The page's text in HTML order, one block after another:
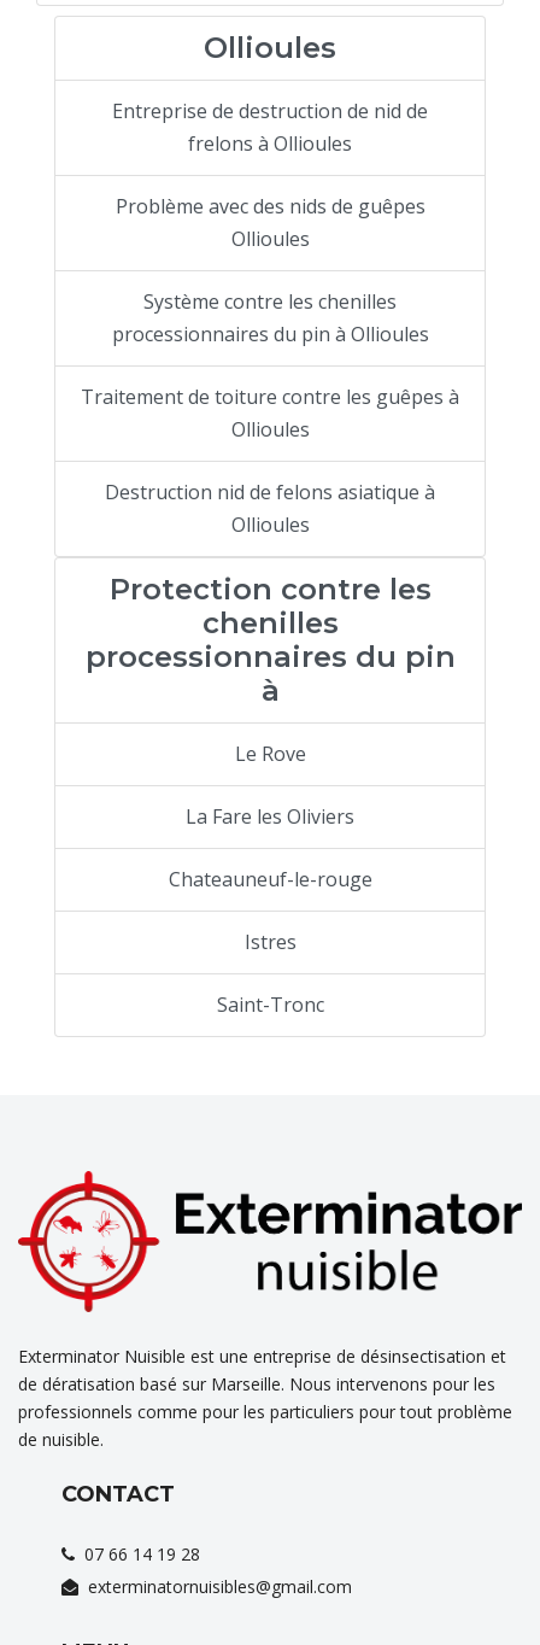
Ollioules
Entreprise de destruction de nid de
frelons à Ollioules
Problème avec des nids de guêpes
Ollioules
Système contre les chenilles
processionnaires du pin à Ollioules
Traitement de toiture contre les guêpes à
Ollioules
Destruction nid de felons asiatique à
Ollioules
Protection contre les
chenilles
processionnaires du pin
à
Le Rove
La Fare les Oliviers
Chateauneuf-le-rouge
Istres
Saint-Tronc
Exterminator Nuisible est une entreprise de désinsectisation et
de dératisation basé sur Marseille. Nous intervenons pour les
professionnels comme pour les particuliers pour tout problème
de nuisible.
CONTACT
07 66 14 19 28
exterminatornuisibles@gmail.com